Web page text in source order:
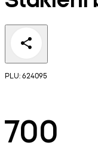
PLU: 624095
700